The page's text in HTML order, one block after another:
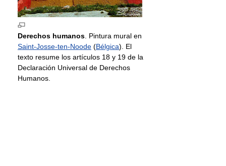
Derechos humanos . Pintura mural en
Saint-Josse-ten-Noode (Bélgica). El
texto resume los artículos 18 y 19 de la
Declaración Universal de Derechos
Humanos.